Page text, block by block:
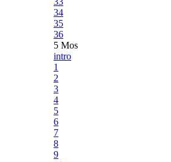
34
35
36
5 Mos
intro
1
2
3
4
5
6
7
8
9